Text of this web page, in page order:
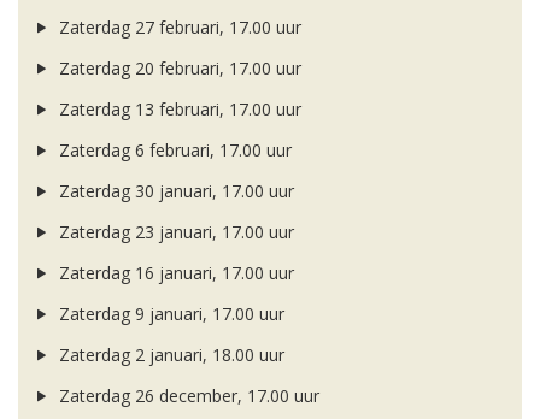
Zaterdag 27 februari, 17.00 uur
Zaterdag 20 februari, 17.00 uur
Zaterdag 13 februari, 17.00 uur
Zaterdag 6 februari, 17.00 uur
Zaterdag 30 januari, 17.00 uur
Zaterdag 23 januari, 17.00 uur
Zaterdag 16 januari, 17.00 uur
Zaterdag 9 januari, 17.00 uur
Zaterdag 2 januari, 18.00 uur
Zaterdag 26 december, 17.00 uur